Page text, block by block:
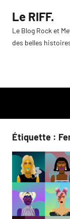
contenu
Le RIFF.
Le Blog Rock et
des belles
Étiquette :